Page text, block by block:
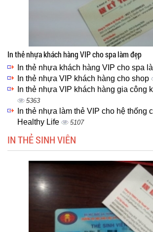
In thẻ nhựa khách hàng VIP cho spa làm đẹp
In thẻ nhựa khách hàng VIP cho spa
In thẻ nhựa VIP khách hàng cho shop
In thẻ nhựa VIP khách hàng gia công
5363
In thẻ nhựa làm thẻ VIP cho hệ thống
Healthy Life
5107
IN THẺ SINH VIÊN